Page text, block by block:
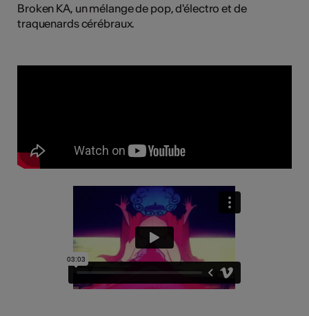
Broken KA, un mélange de pop, d'électro et de
traquenards cérébraux.